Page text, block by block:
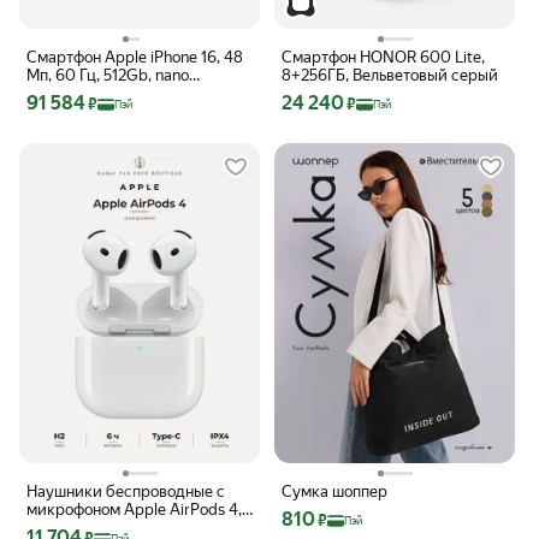
Смартфон Apple iPhone 16, 48
Мп, 60 Гц, 512Gb, nano
SIM+eSIM, Teal (Global)
Цена с картой Яндекс Пэй 91584 ₽ вместо
91 584₽ Пэй
Смартфон HONOR 600 Lite,
8+256ГБ, Вельветовый серый
Цена с картой Яндекс Пэй 24240 ₽
24 240₽ Пэй
Наушники беспроводные с
микрофоном Apple AirPods 4,
Bluetooth, USB Type-C, White
Цена с картой Яндекс Пэй 11704 ₽ вместо
Сумка шоппер
Цена с картой Яндекс Пэй 810 ₽
810₽ Пэй